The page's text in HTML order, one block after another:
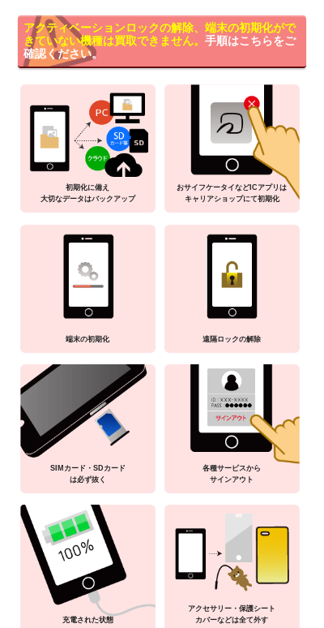
アクティベーションロックの解除、端末の初期化がで
きていない機種は買取できません。 手順はこちらをご
確認ください。
初期化に備え
大切なデータはバックアップ
おサイフケータイなどICアプリは
キャリアショップにて初期化
端末の初期化 遠隔ロックの解除
SIMカード・SDカード
は必ず抜く
各種サービスから
サインアウト
充電された状態
アクセサリー・保護シート
カバーなどは全て外す